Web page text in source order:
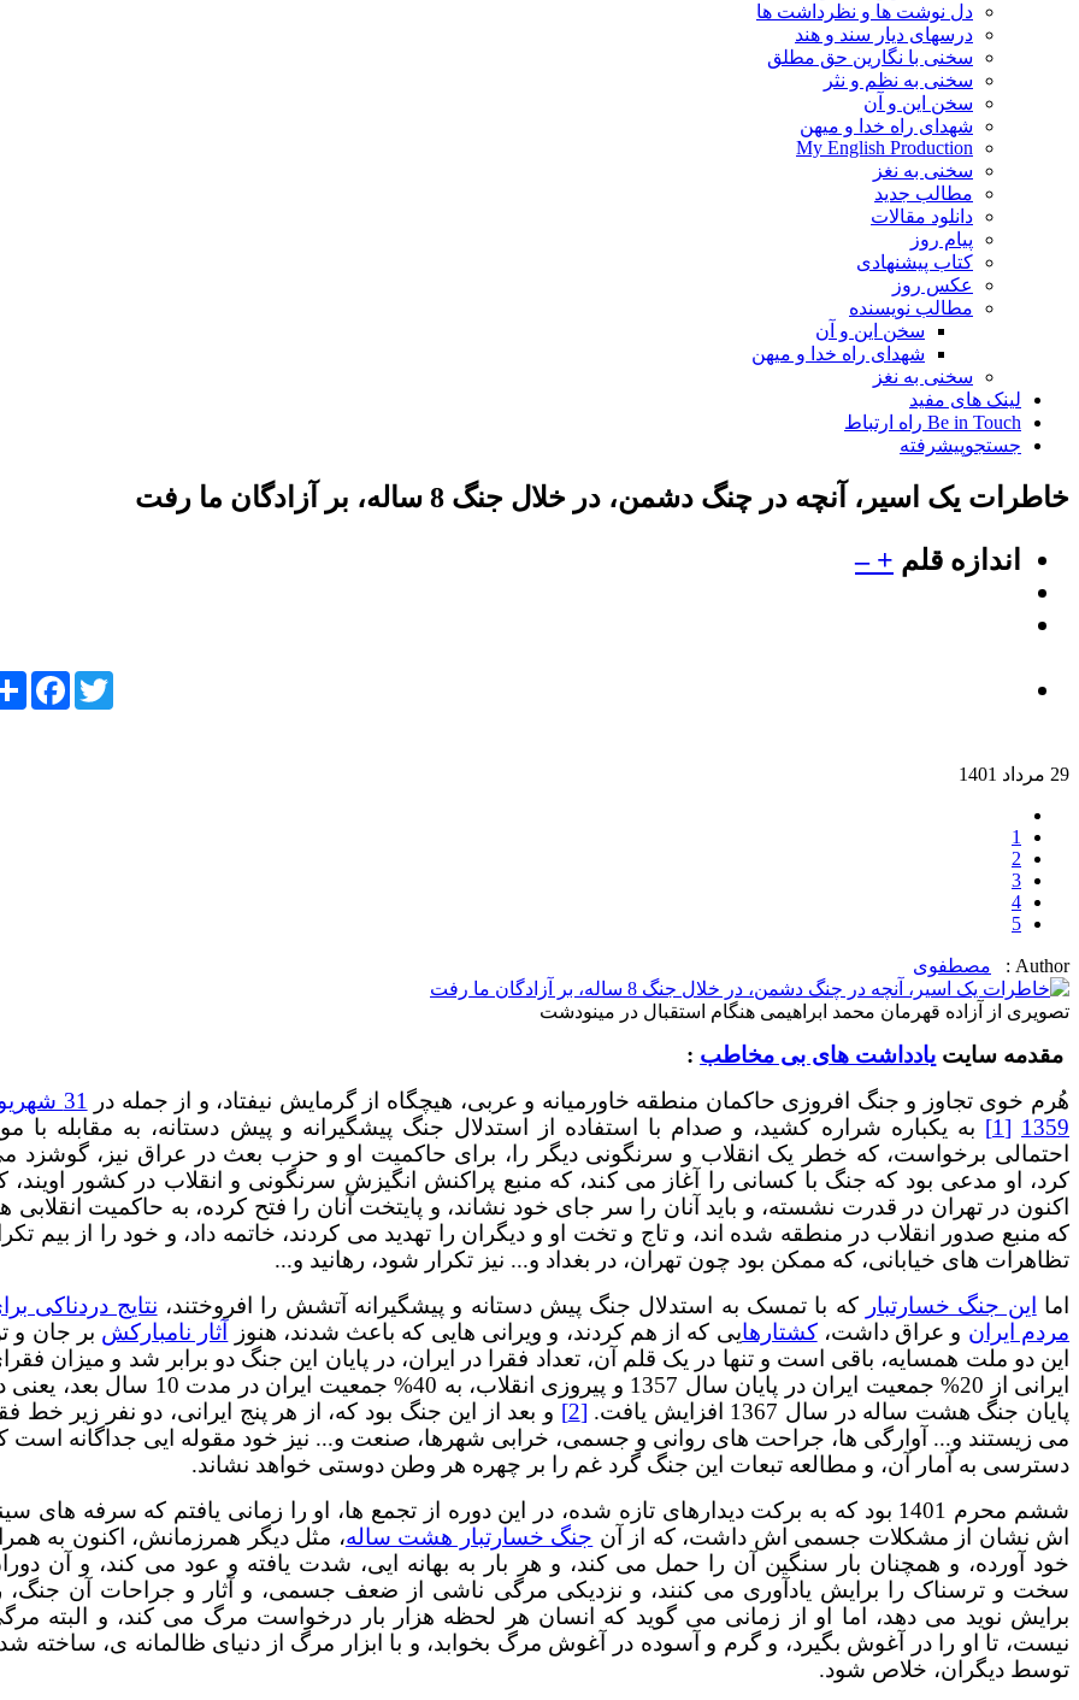
دل نوشت ها و نظرداشت ها
درسهای دیار سند و هند
سخنی با نگارین حق مطلق
سخنی به نظم و نثر
سخن این و آن
شهدای راه خدا و میهن
My English Production
سخنی به نغز
مطالب جدید
دانلود مقالات
پیام روز
کتاب پیشنهادی
عکس روز
مطالب نویسنده
سخن این و آن
شهدای راه خدا و میهن
سخنی به نغز
لینک های مفید
Be in Touch راه ارتباط
جستجوپیشرفته
خاطرات یک اسیر، آنچه در چنگ دشمن، در خلال جنگ 8 ساله، بر آزادگان ما رفت
اندازه قلم +
–
Twitter
29 مرداد 1401
1
2
3
4
5
Author : مصطفوی
تصویری از آزاده قهرمان محمد ابراهیمی هنگام استقبال در مینودشت
مقدمه سایت یادداشت های بی مخاطب :
هُرم خوی تجاوز و جنگ افروزی حاکمان منطقه خاورمیانه و عربی، هیچگاه از گرمایش نیفتاد، و از جمله در
31
1359
[1]
به یکباره شراره کشید، و صدام با استفاده از استدلال جنگ پیشگیرانه و پیش دستانه، به مقابله با
احتمالی برخواست، که خطر یک انقلاب و سرنگونی دیگر را، برای حاکمیت او و حزب بعث در عراق نیز، گوشزد
کرد، او مدعی بود که جنگ با کسانی را آغاز می کند، که منبع پراکنش انگیزش سرنگونی و انقلاب در کشور اویند،
اکنون در تهران در قدرت نشسته، و باید آنان را سر جای خود نشاند، و پایتخت آنان را فتح کرده، به حاکمیت انقلابی
که منبع صدور انقلاب در منطقه شده اند، و تاج و تخت او و دیگران را تهدید می کردند، خاتمه داد، و خود را از بیم
تظاهرات های خیابانی، که ممکن بود چون تهران، در بغداد و... نیز تکرار شود، رهانید و...
اما این جنگ خسارتبار که با تمسک به استدلال جنگ پیش دستانه و پیشگیرانه آتشش را افروختند، نتایج دردناکی
مردم ایران و عراق داشت،کشتارهایی که از هم کردند، و ویرانی هایی که باعث شدند، هنوز آثار نامبارکش بر جان و
این دو ملت همسایه، باقی است و تنها در یک قلم آن، تعداد فقرا در ایران، در پایان این جنگ دو برابر شد و میزان
ایرانی از 20% جمعیت ایران در پایان سال 1357 و پیروزی انقلاب، به 40% جمعیت ایران در مدت 10 سال
پایان جنگ هشت ساله در سال 1367 افزایش یافت.
[2]
و بعد از این جنگ بود که، از هر پنج ایرانی، دو نفر زیر خط
می زیستند و... آوارگی ها، جراحت های روانی و جسمی، خرابی شهرها، صنعت و... نیز خود مقوله ایی جداگانه است
دسترسی به آمار آن، و مطالعه تبعات این جنگ گرد غم را بر چهره هر وطن دوستی خواهد نشاند.
ششم محرم 1401 بود که به برکت دیدارهای تازه شده، در این دوره از تجمع ها، او را زمانی یافتم که سرفه های
اش نشان از مشکلات جسمی اش داشت، که از آن جنگ خسارتبار هشت ساله، مثل دیگر همرزمانش، اکنون به
خود آورده، و همچنان بار سنگین آن را حمل می کند، و هر بار به بهانه ایی، شدت یافته و عود می کند، و آن
سخت و ترسناک را برایش یادآوری می کنند، و نزدیکی مرگی ناشی از ضعف جسمی، و آثار و جراحات آن جنگ،
برایش نوید می دهد، اما او از زمانی می گوید که انسان هر لحظه هزار بار درخواست مرگ می کند، و البته
نیست، تا او را در آغوش بگیرد، و گرم و آسوده در آغوش مرگ بخوابد، و با ابزار مرگ از دنیای ظالمانه ی، ساخته
توسط دیگران، خلاص شود.